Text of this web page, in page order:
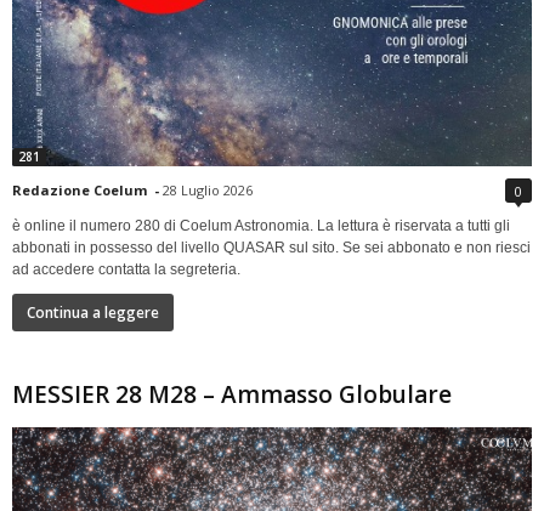
281
Redazione Coelum - 28 Luglio 2026 0
è online il numero 280 di Coelum Astronomia. La lettura è riservata a tutti gli
abbonati in possesso del livello QUASAR sul sito. Se sei abbonato e non riesci
ad accedere contatta la segreteria.
Continua a leggere
MESSIER 28 M28 – Ammasso Globulare